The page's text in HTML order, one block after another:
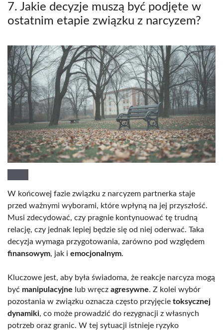
7. Jakie decyzje muszą być podjęte w
ostatnim etapie związku z narcyzem?
W końcowej fazie związku z narcyzem partnerka staje
przed ważnymi wyborami, które wpłyną na jej przyszłość.
Musi zdecydować, czy pragnie kontynuować tę trudną
relację, czy jednak lepiej będzie się od niej oderwać. Taka
decyzja wymaga przygotowania, zarówno pod względem
finansowym, jak i emocjonalnym.
Kluczowe jest, aby była świadoma, że reakcje narcyza mogą
być manipulacyjne lub wręcz agresywne. Z kolei wybór
pozostania w związku oznacza często przyjęcie toksycznej
dynamiki, co może prowadzić do rezygnacji z własnych
potrzeb oraz granic. W tej sytuacji istnieje ryzyko